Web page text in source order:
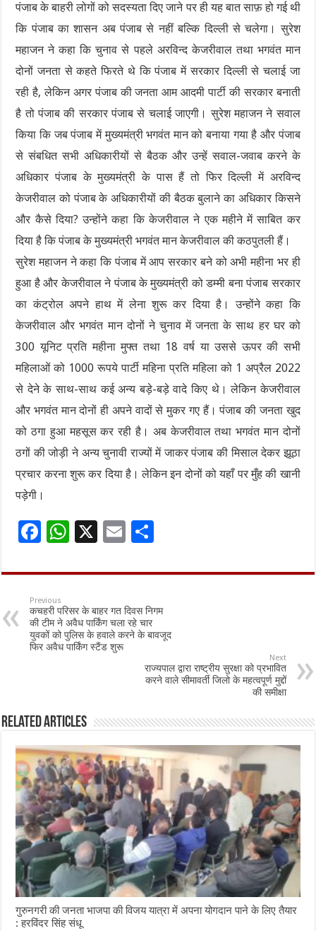
पंजाब के बाहरी लोगों को सदस्यता दिए जाने पर ही यह बात साफ़ हो गई थी
कि पंजाब का शासन अब पंजाब से नहीं बल्कि दिल्ली से चलेगा। सुरेश
महाजन ने कहा कि चुनाव से पहले अरविन्द केजरीवाल तथा भगवंत मान
दोनों जनता से कहते फिरते थे कि पंजाब में सरकार दिल्ली से चलाई जा
रही है, लेकिन अगर पंजाब की जनता आम आदमी पार्टी की सरकार बनाती
है तो पंजाब की सरकार पंजाब से चलाई जाएगी। सुरेश महाजन ने सवाल
किया कि जब पंजाब में मुख्यमंत्री भगवंत मान को बनाया गया है और पंजाब
से संबधित सभी अधिकारीयों से बैठक और उन्हें सवाल-जवाब करने के
अधिकार पंजाब के मुख्यमंत्री के पास हैं तो फिर दिल्ली में अरविन्द
केजरीवाल को पंजाब के अधिकारीयों की बैठक बुलाने का अधिकार किसने
और कैसे दिया? उन्होंने कहा कि केजरीवाल ने एक महीने में साबित कर
दिया है कि पंजाब के मुख्यमंत्री भगवंत मान केजरीवाल की कठपुतली हैं।
सुरेश महाजन ने कहा कि पंजाब में आप सरकार बने को अभी महीना भर ही
हुआ है और केजरीवाल ने पंजाब के मुख्यमंत्री को डम्मी बना पंजाब सरकार
का कंट्रोल अपने हाथ में लेना शुरू कर दिया है। उन्होंने कहा कि
केजरीवाल और भगवंत मान दोनों ने चुनाव में जनता के साथ हर घर को
300 यूनिट प्रति महीना मुफ्त तथा 18 वर्ष या उससे ऊपर की सभी
महिलाओं को 1000 रूपये पार्टी महिना प्रति महिला को 1 अप्रैल 2022
से देने के साथ-साथ कई अन्य बड़े-बड़े वादे किए थे। लेकिन केजरीवाल
और भगवंत मान दोनों ही अपने वादों से मुकर गए हैं। पंजाब की जनता खुद
को ठगा हुआ महसूस कर रही है। अब केजरीवाल तथा भगवंत मान दोनों
ठगों की जोड़ी ने अन्य चुनावी राज्यों में जाकर पंजाब की मिसाल देकर झूठा
प्रचार करना शुरू कर दिया है। लेकिन इन दोनों को यहाँ पर मुँह की खानी
पड़ेगी।
F
e
b
o
o
W
at
sA
p
p
X
E
ai
l
ar
Previous
कचहरी परिसर के बाहर गत दिवस निगम
की टीम ने अवैध पार्किंग चला रहे चार
युवकों को पुलिस के हवाले करने के बावजूद
फिर अवैध पार्किंग स्टैंड शुरू
Next
राज्यपाल द्वारा राष्ट्रीय सुरक्षा को प्रभावित
करने वाले सीमावर्ती जिलो के महत्वपूर्ण मुद्दों
की समीक्षा
Related Articles
गुरुनगरी की जनता भाजपा की विजय यात्रा में अपना योगदान पाने के लिए तैयार
: हरविंदर सिंह संधू